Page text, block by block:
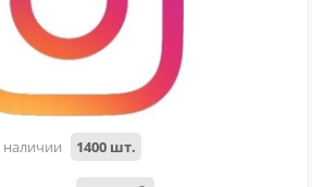
наличии 1400 шт.